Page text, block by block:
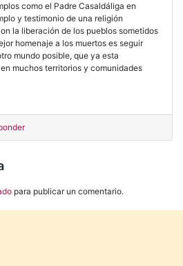
como el Padre Casaldáliga en
y testimonio de una religión
la liberación de los pueblos sometidos
homenaje a los muertos es seguir
mundo posible, que ya esta
muchos territorios y comunidades
para publicar un comentario.